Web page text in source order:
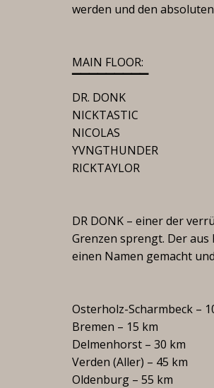
werden und den absoluten
MAIN FLOOR:
▔▔▔▔▔▔▔▔▔
DR. DONK
NICKTASTIC
NICOLAS
YVNGTHUNDER
RICKTAYLOR
DR DONK – einer der
Grenzen sprengt. Der
einen Namen gemacht
Osterholz-Scharmbeck –
Bremen – 15 km
Delmenhorst – 30 km
Verden (Aller) – 45 km
Oldenburg – 55 km